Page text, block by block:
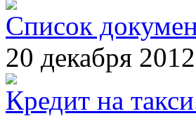
Список
20 декабря
Кредит на